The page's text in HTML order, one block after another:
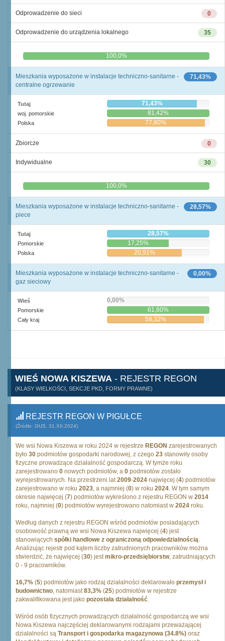
0
Odprowadzenie do sieci
35
Odprowadzenie do urządzenia lokalnego
0,0% 100,0%
71,43%
Mieszkania wyposażone w instalacje techniczno-sanitarne -
centralne ogrzewanie
Tutaj 71,43%
woj. pomorskie 81,42%
Polska 77,80%
0
Zbiorcze
30
Indywidualne
0,0% 100,0%
28,57%
Mieszkania wyposażone w instalacje techniczno-sanitarne -
piece
Tutaj 28,57%
Pomorskie 17,25%
Polska 20,91%
0,00%
Mieszkania wyposażone w instalacje techniczno-sanitarne -
gaz sieciowy
Wieś 0,00%
Pomorskie 61,60%
Cały kraj 58,32%
WIEŚ NOWA KISZEWA - REJESTR REGON
(KLASY WIELKOŚCI, SEKCJE PKD, FORMY PRAWNE)
REJESTR REGON W PIGUŁCE
(Źródło: GUS, 31.XII.2024)
We wsi Nowa Kiszewa w roku 2024 w rejestrze REGON zarejestrowanych
było 30 podmiotów gospodarki narodowej, z czego 23 stanowiły osoby
fizyczne prowadzące działalność gospodarczą. W tymże roku
zarejestrowano 0 nowych podmiotów, a 0 podmiotów zostało
wyrejestrowanych. Na przestrzeni lat2009-2024 najwięcej (4) podmiotów
zarejestrowano w roku 2023, a najmniej (0) w roku 2024. W tym samym
okresie najwięcej (7) podmiotów wykreślono z rejestru REGON w 2014
roku, najmniej (0) podmiotów wyrejestrowano natomiast w 2024 roku.
Według danych z rejestru REGON wśród podmiotów posiadających
osobowość prawną we wsi Nowa Kiszewa najwięcej (4) jest
stanowiących spółki handlowe z ograniczoną odpowiedzialnością.
Analizując rejestr pod kątem liczby zatrudnionych pracowników można
stwierdzić, że najwięcej (30) jestmikro-przedsiębiorstw, zatrudniających
0 - 9 pracowników.
16,7% (5) podmiotów jako rodzaj działalności deklarowało przemysł i
budownictwo, natomiast83,3% (25) podmiotów w rejestrze
zakwalifikowana jest jako pozostała działalność.
Wśród osób fizycznych prowadzących działalność gospodarczą we wsi
Nowa Kiszewa najczęściej deklarowanymi rodzajami przeważającej
działalności są Transport i gospodarka magazynowa (34.8%) oraz